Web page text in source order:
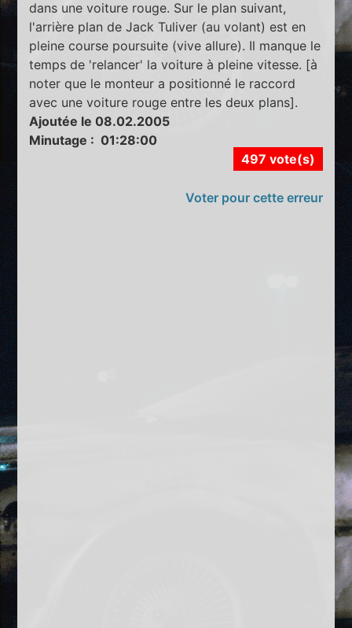
dans une voiture rouge. Sur le plan suivant,
l'arrière plan de Jack Tuliver (au volant) est en
pleine course poursuite (vive allure). Il manque le
temps de 'relancer' la voiture à pleine vitesse. [à
noter que le monteur a positionné le raccord
avec une voiture rouge entre les deux plans].
Ajoutée le 08.02.2005
Minutage : 01:28:00
497 vote(s)
Voter pour cette erreur